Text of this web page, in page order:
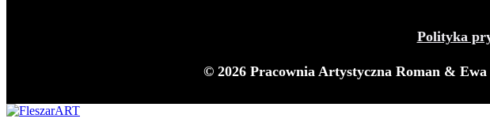
Polityka
© 2026 Pracownia Artystyczna Roman & Ewa